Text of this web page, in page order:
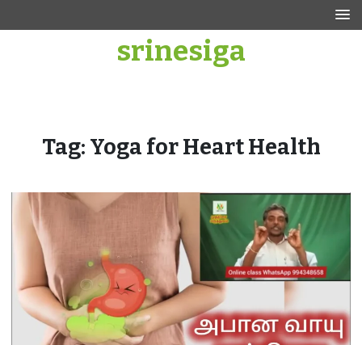
srinesiga
Tag: Yoga for Heart Health